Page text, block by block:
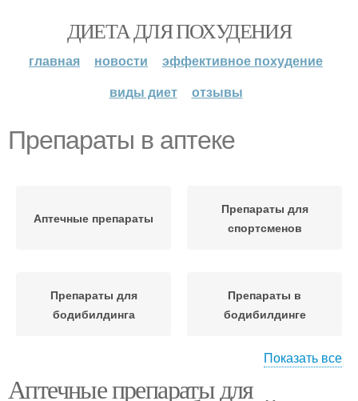
ДИЕТА ДЛЯ ПОХУДЕНИЯ
главная новости
эффективное похудение
виды диет
отзывы
Препараты в аптеке
Аптечные препараты
Препараты для
спортсменов
Препараты для
бодибилдинга
Препараты в
бодибилдинге
Полезные препараты Стероиды в аптеке
Показать все
Аптечные препараты для